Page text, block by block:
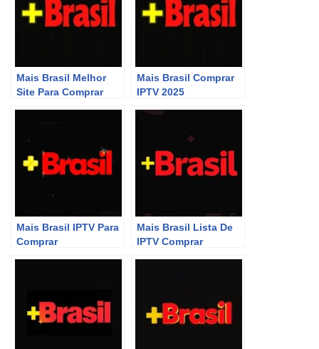
Mais Brasil Melhor
Site Para Comprar
Mais Brasil Comprar
IPTV 2025
Mais Brasil IPTV Para
Comprar
Mais Brasil Lista De
IPTV Comprar